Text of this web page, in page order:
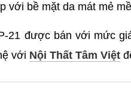
với bề mặt da mát mẻ
21 được bán với mức
với Nội Thất Tâm Việt